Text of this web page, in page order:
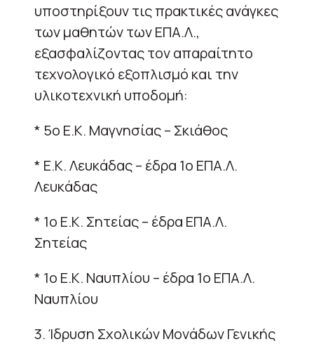
υποστηρίξουν τις πρακτικές ανάγκες
των μαθητών των ΕΠΑ.Λ.,
εξασφαλίζοντας τον απαραίτητο
τεχνολογικό εξοπλισμό και την
υλικοτεχνική υποδομή:
* 5ο Ε.Κ. Μαγνησίας – Σκιάθος
* Ε.Κ. Λευκάδας – έδρα 1ο ΕΠΑ.Λ.
Λευκάδας
* 1ο Ε.Κ. Σητείας – έδρα ΕΠΑ.Λ.
Σητείας
* 1ο Ε.Κ. Ναυπλίου – έδρα 1ο ΕΠΑ.Λ.
Ναυπλίου
3. Ίδρυση Σχολικών Μονάδων Γενικής